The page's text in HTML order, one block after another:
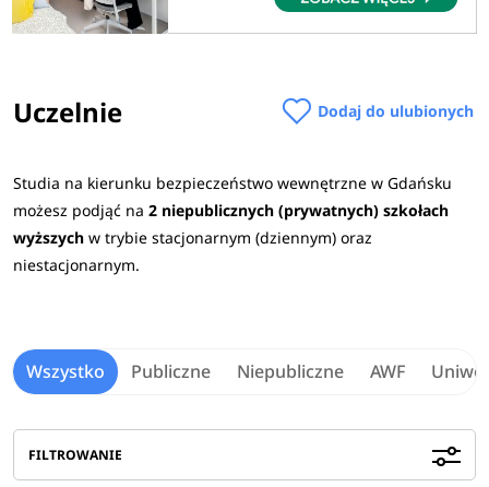
Uczelnie Dodaj do ulubionych
Studia na kierunku bezpieczeństwo wewnętrzne w Gdańsku
możesz podjąć na 2 niepublicznych (prywatnych) szkołach
wyższychw trybie stacjonarnym (dziennym) oraz
niestacjonarnym.
Wszystko Publiczne Niepubliczne AWF
FILTROWANIE